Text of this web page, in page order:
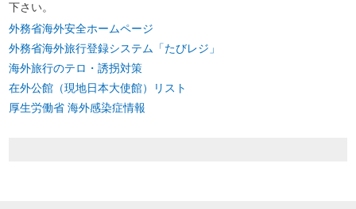
下さい。
外務省海外安全ホームページ
外務省海外旅行登録システム「たびレジ」
海外旅行のテロ・誘拐対策
在外公館（現地日本大使館）リスト
厚生労働省 海外感染症情報